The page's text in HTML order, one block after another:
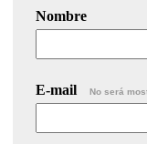
Nombre
E-mail No será